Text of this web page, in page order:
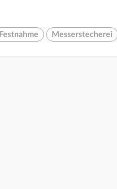
Festnahme Messerstecherei